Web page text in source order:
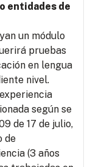
entidades de
un módulo
pruebas
en lengua
nivel.
según se
de 17 de julio,
de
(3 años